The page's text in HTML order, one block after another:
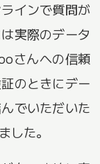
インで質問が
実際のデータ
さんへの信頼
のときにデー
でいただいた
した。